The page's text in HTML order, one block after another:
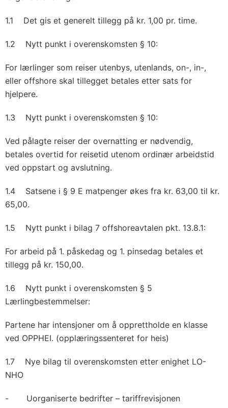
1.1 Det gis et generelt tillegg på kr. 1,00 pr. time.
1.2 Nytt punkt i overenskomsten § 10:
For lærlinger som reiser utenbys, utenlands, on-, in-,
eller offshore skal tillegget betales etter sats for
hjelpere.
1.3 Nytt punkt i overenskomsten § 10:
Ved pålagte reiser der overnatting er nødvendig,
betales overtid for reisetid utenom ordinær arbeidstid
ved oppstart og avslutning.
1.4 Satsene i § 9 E matpenger økes fra kr. 63,00 til kr.
65,00.
1.5 Nytt punkt i bilag 7 offshoreavtalen pkt. 13.8.1:
For arbeid på 1. påskedag og 1. pinsedag betales et
tillegg på kr. 150,00.
1.6 Nytt punkt i overenskomsten § 5
Lærlingbestemmelser:
Partene har intensjoner om å opprettholde en klasse
ved OPPHEI. (opplæringssenteret for heis)
1.7 Nye bilag til overenskomsten etter enighet LO-
NHO
- Uorganiserte bedrifter – tariffrevisjonen